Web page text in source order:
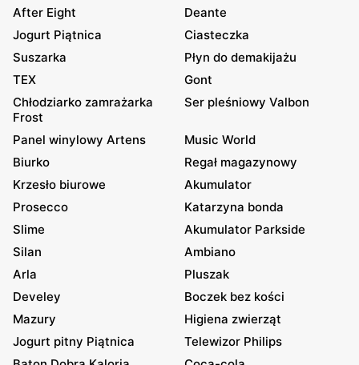
After Eight
Deante
Jogurt Piątnica
Ciasteczka
Suszarka
Płyn do demakijażu
TEX
Gont
Chłodziarko zamrażarka
Frost
Ser pleśniowy Valbon
Panel winylowy Artens
Music World
Biurko
Regał magazynowy
Krzesło biurowe
Akumulator
Prosecco
Katarzyna bonda
Slime
Akumulator Parkside
Silan
Ambiano
Arla
Pluszak
Develey
Boczek bez kości
Mazury
Higiena zwierząt
Jogurt pitny Piątnica
Telewizor Philips